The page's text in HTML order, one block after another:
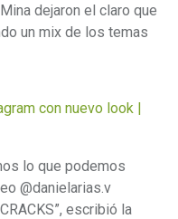
dejaron el claro que
un mix de los temas
con nuevo look |
lo que podemos
@danielarias.v
escribió la